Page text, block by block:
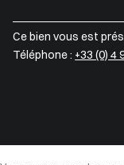
Ce bien vous est
Téléphone : +33 (0) 4